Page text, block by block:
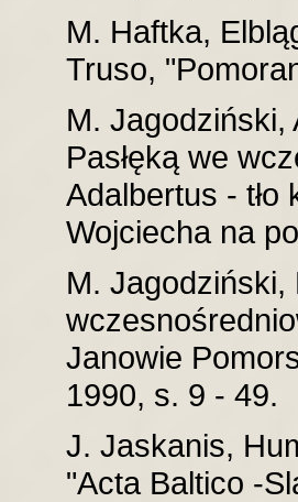
M. Haftka,
Truso,
M. Jagodziński,
Pasłęką we
Adalbertus -
Wojciecha na
M.
Janowie
1990, s. 9 - 49.
J. Jaskanis,
"Acta Baltico -